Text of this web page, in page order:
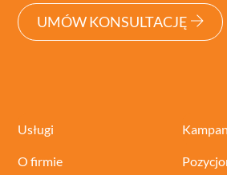
UMÓW KONSULTACJĘ
Usługi
O firmie